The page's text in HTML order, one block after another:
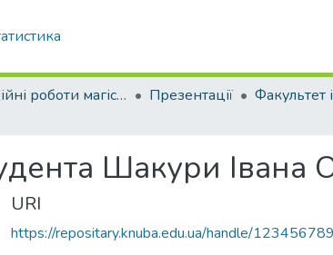
Атестаційні роботи магістрів Презентації
Шакури Івана
URI
https://repositary.knuba.edu.ua/handle/